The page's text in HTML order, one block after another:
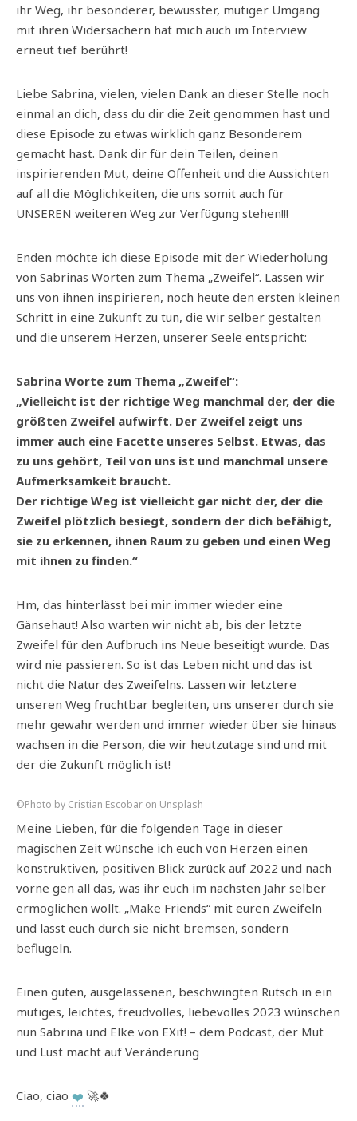
ihr Weg, ihr besonderer, bewusster, mutiger Umgang
mit ihren Widersachern hat mich auch im Interview
erneut tief berührt!
Liebe Sabrina, vielen, vielen Dank an dieser Stelle noch
einmal an dich, dass du dir die Zeit genommen hast und
diese Episode zu etwas wirklich ganz Besonderem
gemacht hast. Dank dir für dein Teilen, deinen
inspirierenden Mut, deine Offenheit und die Aussichten
auf all die Möglichkeiten, die uns somit auch für
UNSEREN weiteren Weg zur Verfügung stehen!!!
Enden möchte ich diese Episode mit der Wiederholung
von Sabrinas Worten zum Thema „Zweifel“. Lassen wir
uns von ihnen inspirieren, noch heute den ersten kleinen
Schritt in eine Zukunft zu tun, die wir selber gestalten
und die unserem Herzen, unserer Seele entspricht:
Sabrina Worte zum Thema „Zweifel“:
„Vielleicht ist der richtige Weg manchmal der, der die
größten Zweifel aufwirft. Der Zweifel zeigt uns
immer auch eine Facette unseres Selbst. Etwas, das
zu uns gehört, Teil von uns ist und manchmal unsere
Aufmerksamkeit braucht.
Der richtige Weg ist vielleicht gar nicht der, der die
Zweifel plötzlich besiegt, sondern der dich befähigt,
sie zu erkennen, ihnen Raum zu geben und einen Weg
mit ihnen zu finden.“
Hm, das hinterlässt bei mir immer wieder eine
Gänsehaut! Also warten wir nicht ab, bis der letzte
Zweifel für den Aufbruch ins Neue beseitigt wurde. Das
wird nie passieren. So ist das Leben nicht und das ist
nicht die Natur des Zweifelns. Lassen wir letztere
unseren Weg fruchtbar begleiten, uns unserer durch sie
mehr gewahr werden und immer wieder über sie hinaus
wachsen in die Person, die wir heutzutage sind und mit
der die Zukunft möglich ist!
©Photo by Cristian Escobar on Unsplash
Meine Lieben, für die folgenden Tage in dieser
magischen Zeit wünsche ich euch von Herzen einen
konstruktiven, positiven Blick zurück auf 2022 und nach
vorne gen all das, was ihr euch im nächsten Jahr selber
ermöglichen wollt. „Make Friends“ mit euren Zweifeln
und lasst euch durch sie nicht bremsen, sondern
beflügeln.
Einen guten, ausgelassenen, beschwingten Rutsch in ein
mutiges, leichtes, freudvolles, liebevolles 2023 wünschen
nun Sabrina und Elke von EXit! – dem Podcast, der Mut
und Lust macht auf Veränderung
Ciao, ciao ❤ ️ 🚀🍀